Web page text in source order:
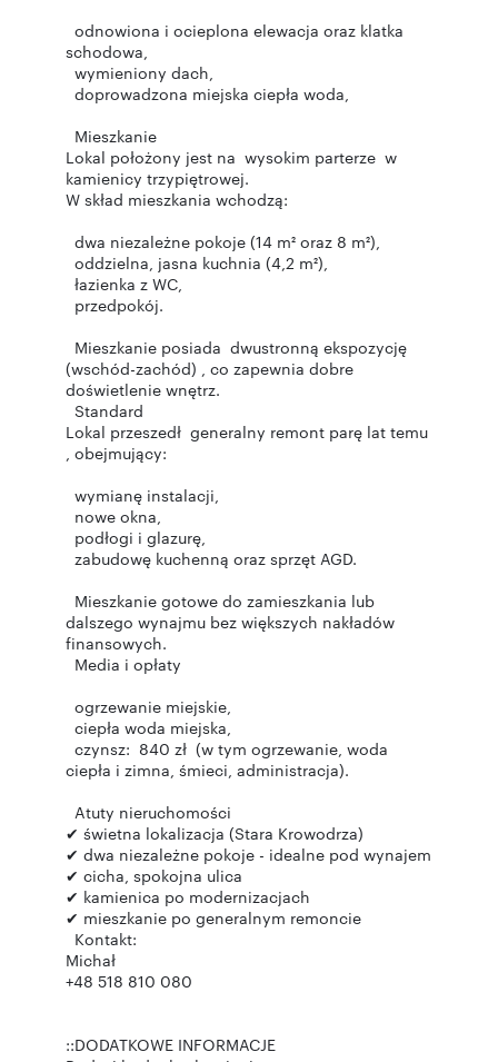
odnowiona i ocieplona elewacja oraz klatka
schodowa,
wymieniony dach,
doprowadzona miejska ciepła woda,
Mieszkanie
Lokal położony jest na wysokim parterze w
kamienicy trzypiętrowej.
W skład mieszkania wchodzą:
dwa niezależne pokoje (14 m² oraz 8 m²),
oddzielna, jasna kuchnia (4,2 m²),
łazienka z WC,
przedpokój.
Mieszkanie posiada dwustronną ekspozycję
(wschód-zachód) , co zapewnia dobre
doświetlenie wnętrz.
Standard
Lokal przeszedł generalny remont parę lat temu
, obejmujący:
wymianę instalacji,
nowe okna,
podłogi i glazurę,
zabudowę kuchenną oraz sprzęt AGD.
Mieszkanie gotowe do zamieszkania lub
dalszego wynajmu bez większych nakładów
finansowych.
Media i opłaty
ogrzewanie miejskie,
ciepła woda miejska,
czynsz: 840 zł (w tym ogrzewanie, woda
ciepła i zimna, śmieci, administracja).
Atuty nieruchomości
✔ świetna lokalizacja (Stara Krowodrza)
✔ dwa niezależne pokoje - idealne pod wynajem
✔ cicha, spokojna ulica
✔ kamienica po modernizacjach
✔ mieszkanie po generalnym remoncie
Kontakt:
Michał
+48 518 810 080
::DODATKOWE INFORMACJE